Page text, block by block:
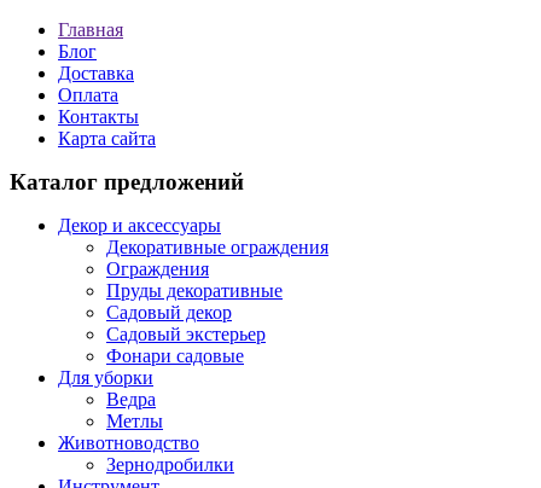
Главная
Блог
Доставка
Оплата
Контакты
Карта сайта
Каталог предложений
Декор и аксессуары
Декоративные ограждения
Ограждения
Пруды декоративные
Садовый декор
Садовый экстерьер
Фонари садовые
Для уборки
Ведра
Метлы
Животноводство
Зернодробилки